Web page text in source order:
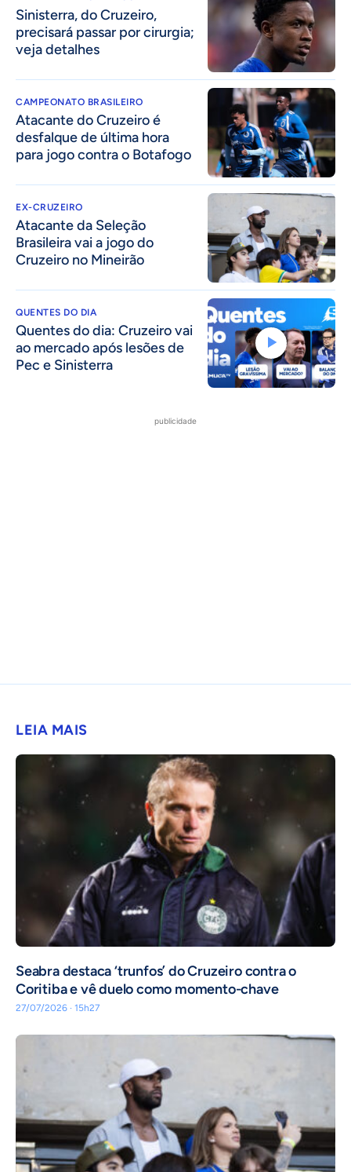
Sinisterra, do Cruzeiro,
precisará passar por cirurgia;
veja detalhes
CAMPEONATO BRASILEIRO
Atacante do Cruzeiro é
desfalque de última hora
para jogo contra o Botafogo
EX-CRUZEIRO
Atacante da Seleção
Brasileira vai a jogo do
Cruzeiro no Mineirão
QUENTES DO DIA
Quentes do dia: Cruzeiro vai
ao mercado após lesões de
Pec e Sinisterra
publicidade
LEIA MAIS
Seabra destaca ‘trunfos’ do Cruzeiro contra o
Coritiba e vê duelo como momento-chave
27/07/2026 · 15h27